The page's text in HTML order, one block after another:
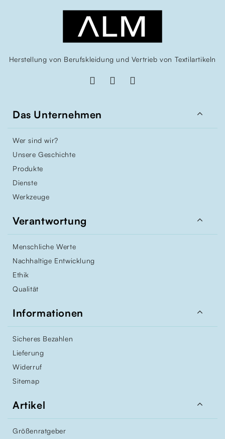
Herstellung von Berufskleidung und Vertrieb von Textilartikeln
Das Unternehmen 
Wer sind wir?
Unsere Geschichte
Produkte
Dienste
Werkzeuge
Verantwortung 
Menschliche Werte
Nachhaltige Entwicklung
Ethik
Qualität
Informationen 
Sicheres Bezahlen
Lieferung
Widerruf
Sitemap
Artikel 
Größenratgeber